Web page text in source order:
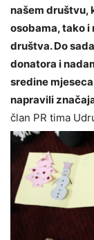
našem društvu,
osobama, tako i
društva. Do
donatora i
sredine
napravili
član PR tima